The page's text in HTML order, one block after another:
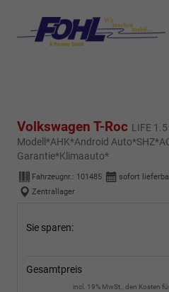
Volkswagen T-Roc LIFE
Modell*AHK*Android
Garantie*Klimaauto*
Fahrzeugnr.: 101485 sofort
Zentrallager
Sie sparen:
Gesamtpreis
incl. 19% MwSt., den Kosten